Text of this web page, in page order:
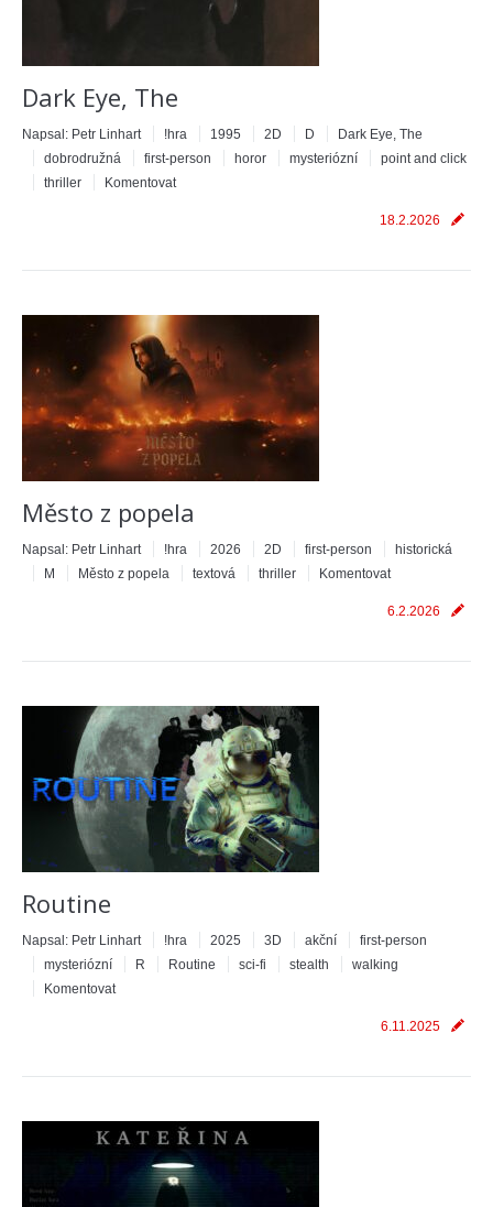
Dark Eye, The
Napsal: Petr Linhart !hra 1995 2D D
Dark Eye, The
dobrodružná
first-person horor mysteriózní
point and click
thriller
Komentovat
18.2.2026
Město z popela
Napsal: Petr Linhart !hra 2026 2D first-person
historická
M
Město z popela textová thriller Komentovat
6.2.2026
Routine
Napsal: Petr Linhart !hra 2025 3D akční
first-person
mysteriózní
R Routine sci-fi stealth
walking
Komentovat
6.11.2025